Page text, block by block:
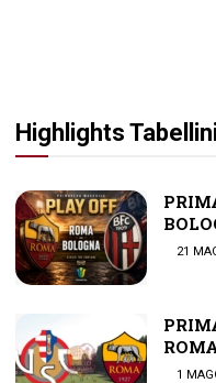
Highlights
21
1